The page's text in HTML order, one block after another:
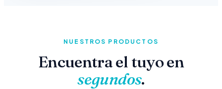
NUESTROS PRODUCTOS
Encuentra el tuyo en
segundos.